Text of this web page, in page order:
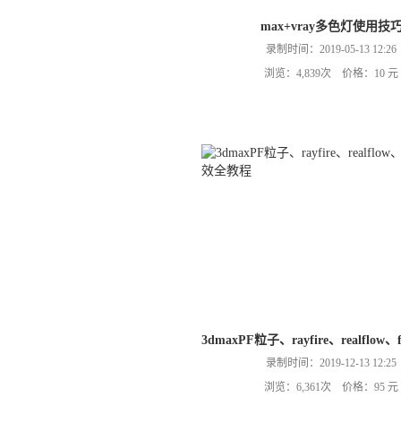
max+vray多色灯使用技
录制时间：2019-05-13 12:26
浏览：4,839次 价格：10 元
3dmaxPF粒子、rayfire、realflow
录制时间：2019-12-13 12:25
浏览：6,361次 价格：95 元